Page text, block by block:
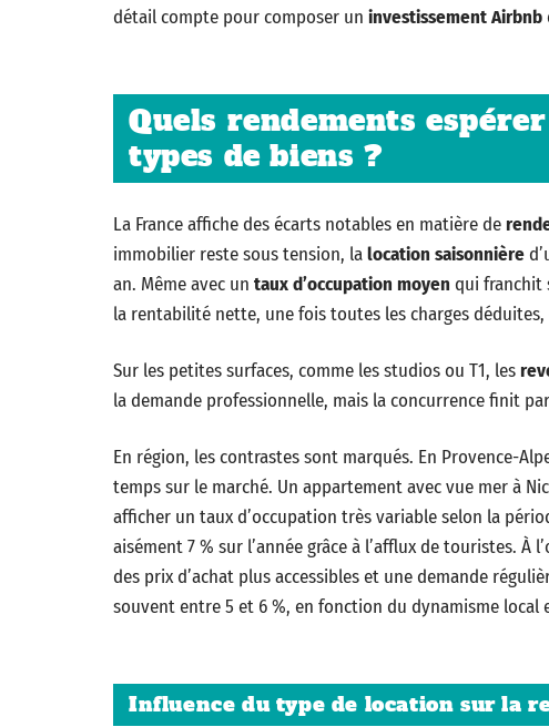
détail compte pour composer un investissement Airbnb
Quels rendements
types de biens ?
La France affiche des écarts notables en matière de
immobilier reste sous tension, lalocation saisonnière
an. Même avec un taux d’occupation moyen qui franchit
la rentabilité nette, une fois toutes les charges
Sur les petites surfaces, comme les studios ou T1, les
la demande professionnelle, mais la concurrence finit
En région, les contrastes sont marqués. En Provence-
temps sur le marché. Un appartement avec vue mer à
afficher un taux d’occupation très variable selon la
aisément 7 % sur l’année grâce à l’afflux de touristes.
des prix d’achat plus accessibles et une demande
souvent entre 5 et 6 %, en fonction du dynamisme local
Influence du type de location sur la